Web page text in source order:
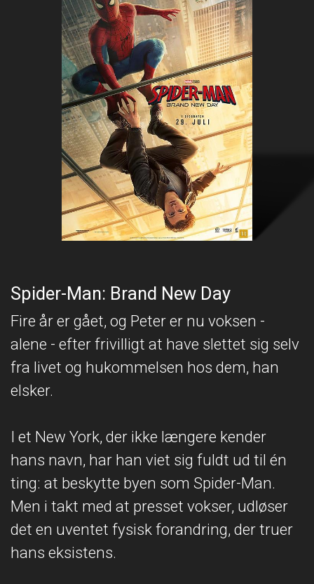
Spider-Man: Brand New Day
Fire år er gået, og Peter er nu voksen -
alene - efter frivilligt at have slettet sig selv
fra livet og hukommelsen hos dem, han
elsker.
I et New York, der ikke længere kender
hans navn, har han viet sig fuldt ud til én
ting: at beskytte byen som Spider-Man.
Men i takt med at presset vokser, udløser
det en uventet fysisk forandring, der truer
hans eksistens.